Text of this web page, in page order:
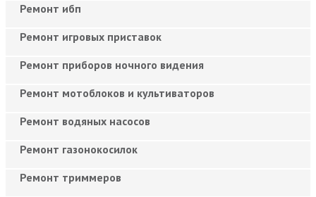
Ремонт ибп
Ремонт игровых приставок
Ремонт приборов ночного видения
Ремонт мотоблоков и культиваторов
Ремонт водяных насосов
Ремонт газонокосилок
Ремонт триммеров